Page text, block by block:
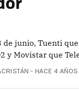
de junio, Tuenti
y Movistar que
HACE 4 AÑOS